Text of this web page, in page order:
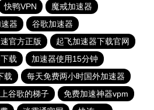
快鸭VPN
魔戒加速器
器
谷歌加速器
官方正版
起飞加速器下载官网
载
加速器使用15分钟
载
每天免费两小时国外加速器
谷歌的梯子
免费加速神器vpm